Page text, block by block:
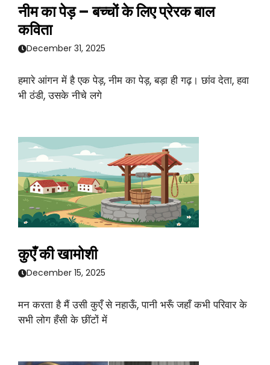
नीम का पेड़ – बच्चों के लिए प्रेरक बाल
कविता
December 31, 2025
हमारे आंगन में है एक पेड़, नीम का पेड़, बड़ा ही गढ़। छांव देता, हवा
भी ठंडी, उसके नीचे लगे
कुएँ की खामोशी
December 15, 2025
मन करता है मैं उसी कुएँ से नहाऊँ, पानी भरूँ जहाँ कभी परिवार के
सभी लोग हँसी के छींटों में